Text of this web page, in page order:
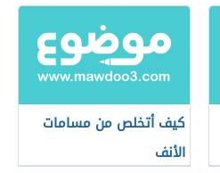
كيف أتخلص من مسامات
الأنف